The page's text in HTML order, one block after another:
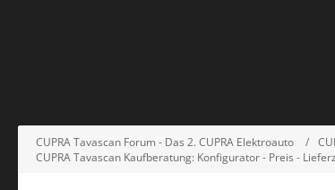
CUPRA Tavascan Forum - Das 2. CUPRA Elektroauto
CUPRA Tavascan Kaufberatung: Konfigurator - Preis -